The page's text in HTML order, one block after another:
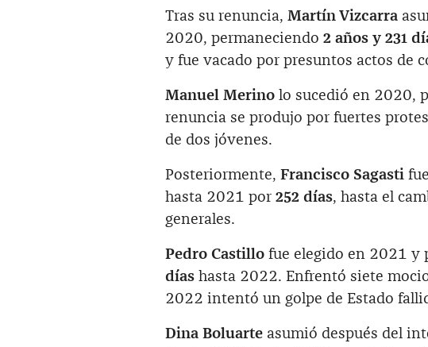
Tras su renuncia, Martín Vizcarra
2020, permaneciendo 2 años y 231
y fue vacado por presuntos actos de
Manuel Merino lo sucedió en 2020,
renuncia se produjo por fuertes
de dos jóvenes.
Posteriormente, Francisco Sagasti
hasta 2021 por 252 días, hasta el
generales.
Pedro Castillo fue elegido en 2021 y
días hasta 2022. Enfrentó siete
2022 intentó un golpe de Estado
Dina Boluarte asumió después del